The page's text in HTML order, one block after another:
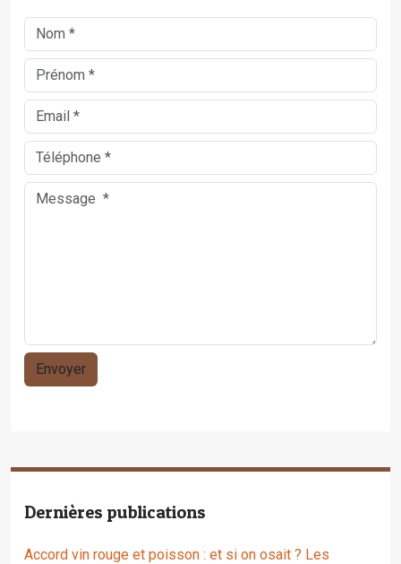
Dernières publications
Accord vin rouge et poisson : et si on osait ? Les